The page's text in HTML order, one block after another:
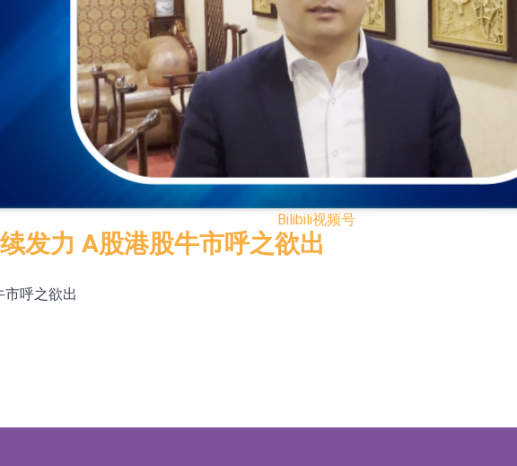
生物系统工程股权(02902.HK)涨+218.75%，敏捷控股(00186.HK)涨+82.50%
料商业化服务
、PCB、电子元器件等电子及机械产业链一站式研发智造服务
规实施重组整合
有较强国际运营能力的大型民爆企业集团
基地生产的本土化产品完成客户交付
用季度调价的模式
傲控股(08282.HK)跌16.39%，中国智能健康(00348.HK)跌14.81%
Bilibili视频号
发力 A股港股牛市呼之欲出
呼之欲出